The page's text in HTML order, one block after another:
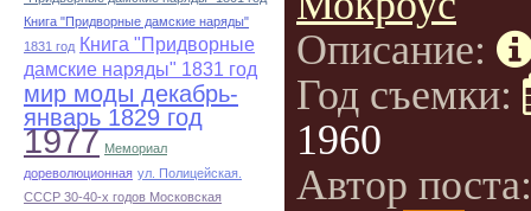
Книга "Придворные дамские наряды"
1831 год Книга "Придворные
дамские наряды" 1831 год
мир моды декабрь-
январь 1829 год
1977 Мемориал
дореволюционная ул. Полицейская.
СССР 30-40-х годов Московская
Описание:
Год съемки:
1960
Автор